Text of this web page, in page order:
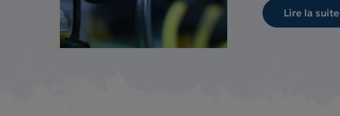
Lire la suite